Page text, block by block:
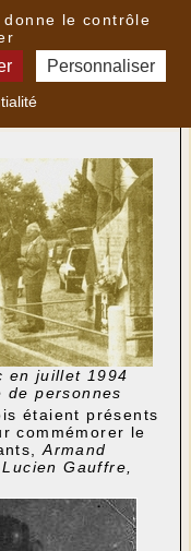
et les
en juillet 1994
de personnes
étaient présents
commémorer le
Armand
Gauffre,
le contrôle
Personnaliser